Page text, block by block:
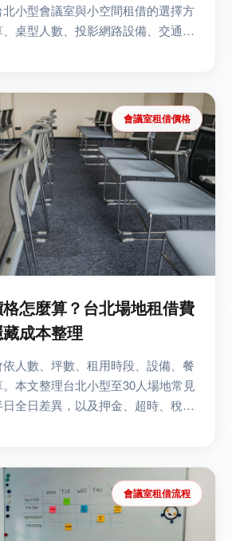
小型會議室與小空間租借的選擇方
桌型人數、投影網路設備、交通門
會議室租借價格
怎麼算？台北場地租借費
成本整理
人數、坪數、租用時段、設備、餐
本文整理台北小型至30人場地常見
全日差異，以及押金、超時、稅金
會議室租借流程